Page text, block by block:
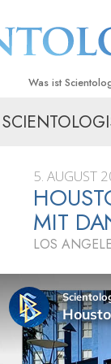
Was ist
Anschauungen
Was
sagen
Lernen Sie
Innerhalb einer
Die
Eine Einführung
5. AUGUST
MIT
LOS